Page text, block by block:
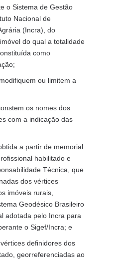
o Sistema de Gestão
Nacional de
(Incra), do
do qual a totalidade
como
ou limitem a
os nomes dos
com a indicação das
a partir de memorial
habilitado e
Técnica, que
dos vértices
imóveis rurais,
Geodésico Brasileiro
adotada pelo Incra para
o Sigef/Incra; e
definidores dos
georreferenciadas ao